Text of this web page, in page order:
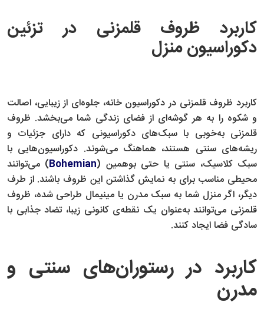
کاربرد ظروف قلمزنی در تزئین
دکوراسیون منزل
کاربرد ظروف قلمزنی در دکوراسیون خانه، جلوه‌ای از زیبایی، اصالت
و شکوه را به هر گوشه‌ای از فضای زندگی شما می‌بخشد. ظروف
قلمزنی به‌خوبی با سبک‌های دکوراسیونی که دارای جزئیات و
ریشه‌های سنتی هستند، هماهنگ می‌شوند. دکوراسیون‌هایی با
سبک کلاسیک، سنتی یا حتی بوهمین (Bohemian) می‌توانند
محیطی مناسب برای به نمایش گذاشتن این ظروف باشند. از طرف
دیگر، اگر منزل شما به سبک مدرن یا مینیمال طراحی شده، ظروف
قلمزنی می‌توانند به‌عنوان یک نقطه‌ی کانونی زیبا، تضاد جذابی با
سادگی فضا ایجاد کنند.
کاربرد در رستوران‌های سنتی و
مدرن